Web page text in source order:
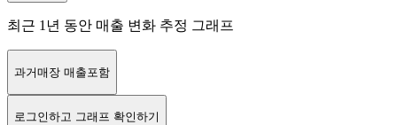
최근 1년 동안 매출 변화 추정 그래프
과거매장 매출포함
로그인하고 그래프 확인하기